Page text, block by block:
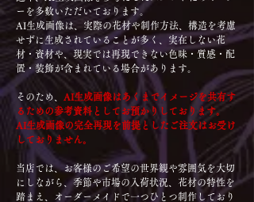
ーを多数いただいております。
AI生成画像は、実際の花材や制作方法、構造を考慮
せずに生成されていることが多く、実在しない花
材・資材や、現実では再現できない色味・質感・配
置・装飾が含まれている場合があります。
そのため、 AI生成画像はあくまでイメージを共有す
るための参考資料としてお預かりしております。
AI生成画像の完全再現を前提としたご注文はお受け
しておりません。
当店では、お客様のご希望の世界観や雰囲気を大切
にしながら、季節や市場の入荷状況、花材の特性を
踏まえ、オーダーメイドで一つひとつ制作しており